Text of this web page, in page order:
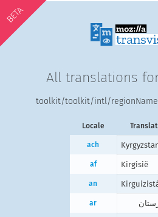
BETA
All translations
toolkit/toolkit/intl/
Locale
ach
af Kirgisië
an
ar